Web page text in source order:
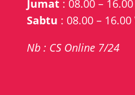
Jumat : 08.00 –
Sabtu : 08.00 – 16.00
Nb : CS Online 7/24